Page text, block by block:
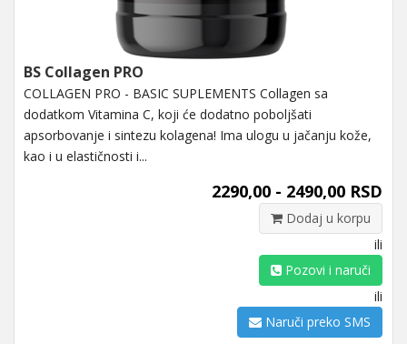
BS Collagen PRO
COLLAGEN PRO - BASIC SUPLEMENTS Collagen sa
dodatkom Vitamina C, koji će dodatno poboljšati
apsorbovanje i sintezu kolagena! Ima ulogu u jačanju kože,
kao i u elastičnosti i...
2290,00 - 2490,00 RSD
Dodaj u korpu
ili
Pozovi i naruči
ili
Naruči preko SMS